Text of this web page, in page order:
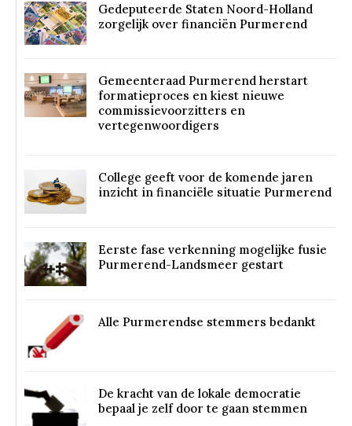
Gedeputeerde Staten Noord-Holland
zorgelijk over financiën Purmerend
Gemeenteraad Purmerend herstart
formatieproces en kiest nieuwe
commissievoorzitters en
vertegenwoordigers
College geeft voor de komende jaren
inzicht in financiële situatie Purmerend
Eerste fase verkenning mogelijke fusie
Purmerend-Landsmeer gestart
Alle Purmerendse stemmers bedankt
De kracht van de lokale democratie
bepaal je zelf door te gaan stemmen